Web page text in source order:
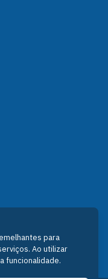
para
Ao utilizar
funcionalidade.